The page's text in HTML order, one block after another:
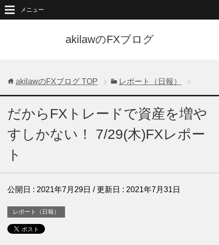
akilawのFXブログ
メニュー
akilawのFXブログ TOP レポート（日報）
だからFXトレードで資産を増や
すしかない！ 7/29(木)FXレポー
ト
公開日 : 2021年7月29日 / 更新日 : 2021年7月31日
レポート（日報）